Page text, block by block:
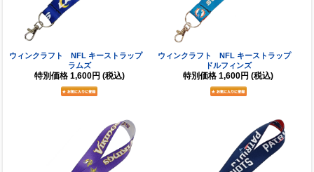
ウィンクラフト NFL キーストラップ
ラムズ
特別価格 1,600円 (税込)
ウィンクラフト NFL キーストラップ
ドルフィンズ
特別価格 1,600円 (税込)